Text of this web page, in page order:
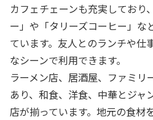
カフェチェーンも充実しており
ー」や「タリーズコーヒー」な
ています。友人とのランチや仕
なシーンで利用できます。
ラーメン店、居酒屋、ファミリ
あり、和食、洋食、中華とジャ
店が揃っています。地元の食材